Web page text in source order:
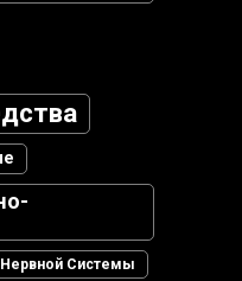
Системы